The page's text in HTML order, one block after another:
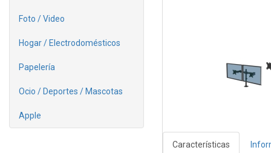
Foto / Video
Hogar / Electrodomésticos
Papelería
Ocio / Deportes / Mascotas
Apple
Características